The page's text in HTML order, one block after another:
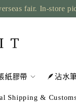
fair. In-store
紙膠帶 🪶沾水
Shipping &